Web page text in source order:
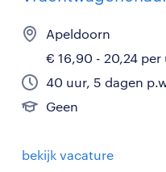
Apeldoorn
€ 16,90 - 20,24 per
40 uur, 5 dagen
Geen
bekijk vacature